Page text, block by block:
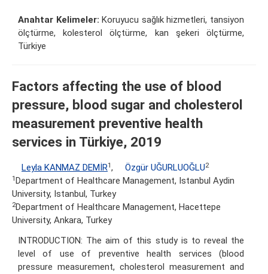
Anahtar Kelimeler: Koruyucu sağlık hizmetleri, tansiyon
ölçtürme, kolesterol ölçtürme, kan şekeri ölçtürme,
Türkiye
Factors affecting the use of blood
pressure, blood sugar and cholesterol
measurement preventive health
services in Türkiye, 2019
Leyla KANMAZ DEMİR1, Özgür UĞURLUOĞLU2
1 Department of Healthcare Management, Istanbul Aydin
University, Istanbul, Turkey
2Department of Healthcare Management, Hacettepe
University, Ankara, Turkey
INTRODUCTION: The aim of this study is to reveal the
level of use of preventive health services (blood
pressure measurement, cholesterol measurement and